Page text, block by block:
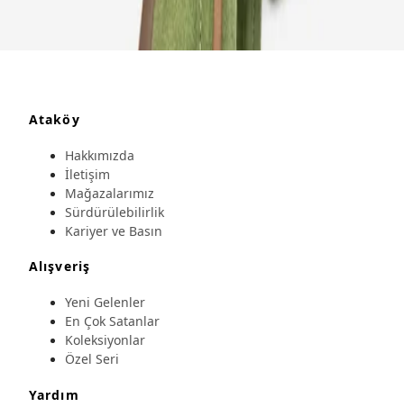
Ataköy
Hakkımızda
İletişim
Mağazalarımız
Sürdürülebilirlik
Kariyer ve Basın
Alışveriş
Yeni Gelenler
En Çok Satanlar
Koleksiyonlar
Özel Seri
Yardım